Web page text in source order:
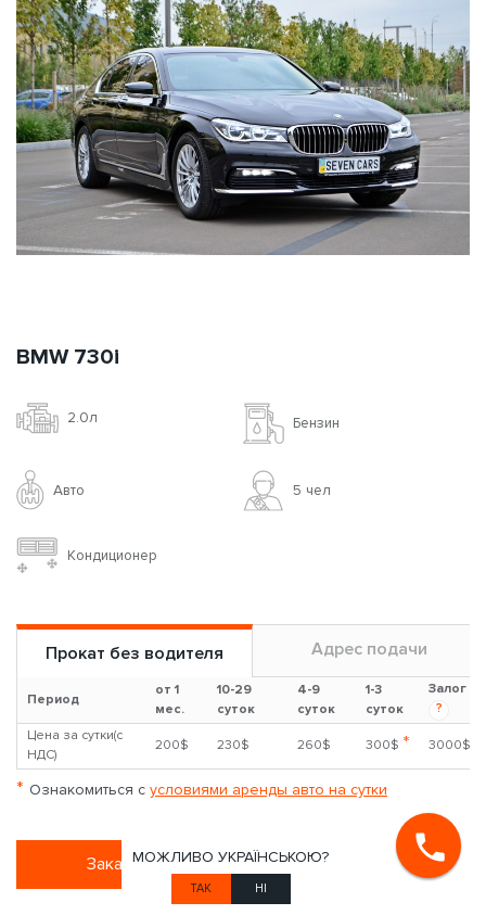
МОЖЛИВО УКРАЇНСЬКОЮ?
ТАК НІ
*Ознакомиться сусловиями аренды авто на сутки
**Дополнительная страховка доступна при аренде от 3-х суток
Заказать
Бензин
Авто 5 чел
Прокат без водителя